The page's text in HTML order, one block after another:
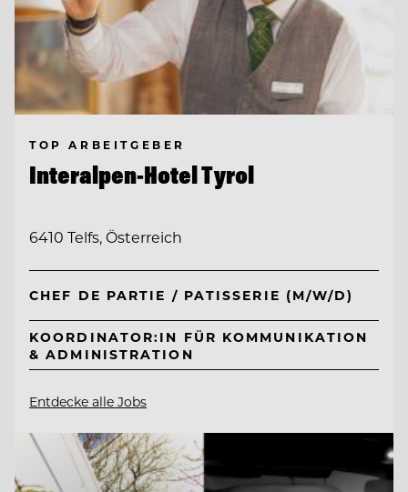
TOP ARBEITGEBER
Interalpen-Hotel Tyrol
6410 Telfs, Österreich
CHEF DE PARTIE / PATISSERIE (M/W/D)
KOORDINATOR:IN FÜR KOMMUNIKATION
& ADMINISTRATION
Entdecke alle Jobs